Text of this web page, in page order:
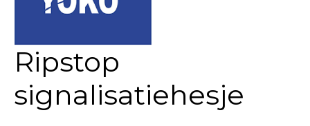
Ripstop
signalisatiehesje